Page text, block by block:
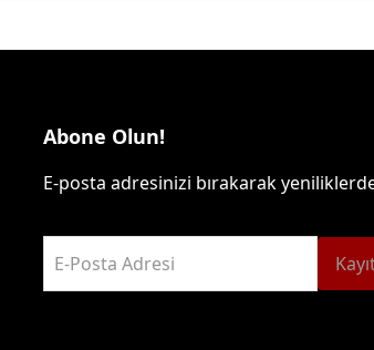
Abone Olun!
E-posta adresinizi bırakarak
E-Posta Adresi